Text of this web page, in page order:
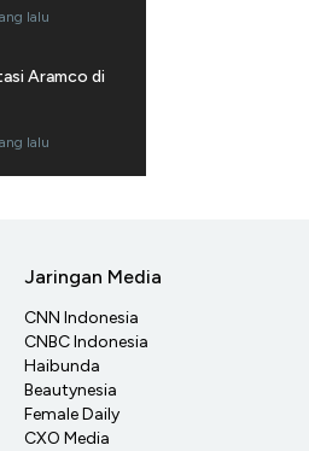
lalu
Aramco di
lalu
Jaringan Media
CNN Indonesia
CNBC Indonesia
Haibunda
Beautynesia
Female Daily
CXO Media